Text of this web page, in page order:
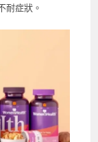
耐症狀。